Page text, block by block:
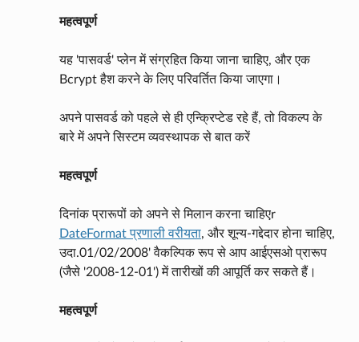
महत्वपूर्ण
यह 'पासवर्ड' प्लेन में संग्रहित किया जाना चाहिए, और एक
Bcrypt हैश करने के लिए परिवर्तित किया जाएगा।
अपने पासवर्ड को पहले से ही एन्क्रिप्टेड रहे हैं, तो विकल्प के
बारे में अपने सिस्टम व्यवस्थापक से बात करें
महत्वपूर्ण
दिनांक प्रारूपों को अपने से मिलान करना चाहिएr
DateFormat प्रणाली वरीयता, और शून्य-गद्देदार होना चाहिए,
उदा.01/02/2008' वैकल्पिक रूप से आप आईएसओ प्रारूप
(जैसे '2008-12-01') में तारीखों की आपूर्ति कर सकते हैं।
महत्वपूर्ण